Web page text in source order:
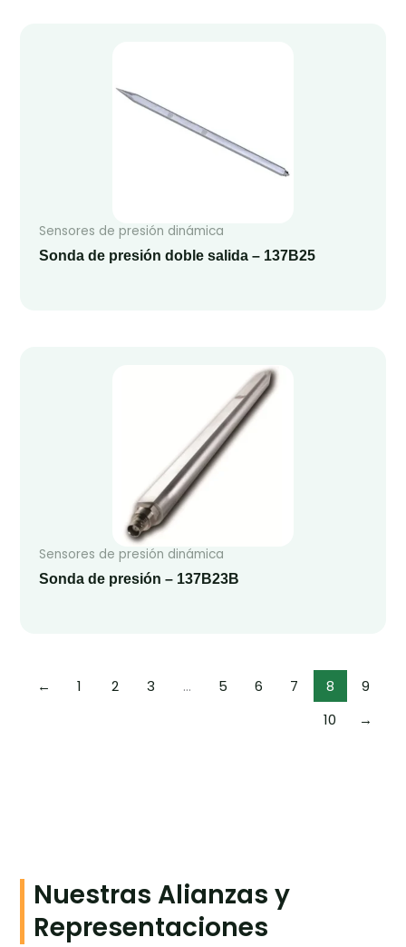
Sensores de presión dinámica
Sonda de presión doble salida – 137B25
Sensores de presión dinámica
Sonda de presión – 137B23B
← 1 2 3 … 5 6 7 8
9
10
→
Nuestras Alianzas y
Representaciones